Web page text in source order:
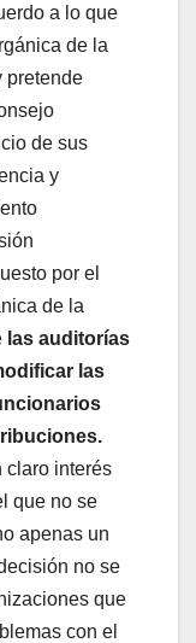
a lo que
de la
pretende
de sus
y
por el
de la
las auditorías
las
claro interés
que no se
apenas un
no se
que
con el